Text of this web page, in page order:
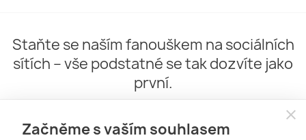
Staňte se naším fanouškem na sociálních
sítích – vše podstatné se tak dozvíte jako
první.
close
Začněme s vaším souhlasem